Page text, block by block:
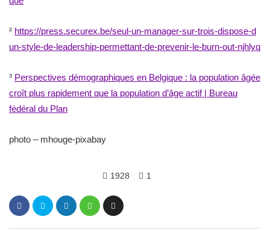
² https://press.securex.be/seul-un-manager-sur-trois​-disp​ose-d​
un-st​yle-d​e-lea​dersh​ip-pe​rmett​ant-d​e-pre​venir​-le-b​urn-o​ut-nj​hlyq
³ Perspectives démographiques en Belgique : la population âgée
croît plus rapidement que la population d’âge actif | Bureau
fédéral du Plan
photo – mhouge-pixabay
1928 1